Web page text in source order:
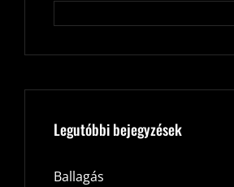
Legutóbbi bejegyzések
Ballagás